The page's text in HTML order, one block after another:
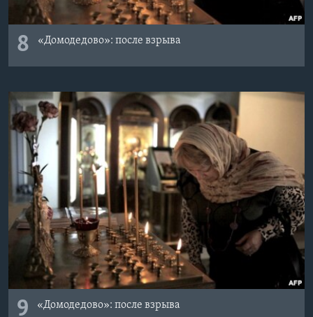
8 «Домодедово»: после взрыва
9 «Домодедово»: после взрыва